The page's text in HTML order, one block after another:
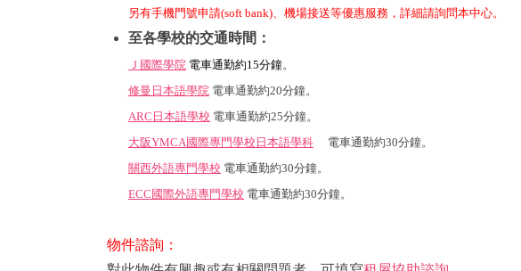
另有手機門號申請(soft bank)、機場接送等優惠服務，詳細請詢問本中心。
至各學校的交通時間：
Ｊ國際學院 電車通勤約15分鐘。
修曼日本語學院電車通勤約20分鐘。
ARC日本語學校 電車通勤約25分鐘。
大阪YMCA國際專門學校日本語學科電車通勤約30分鐘。
關西外語專門學校 電車通勤約30分鐘。
ECC國際外語專門學校 電車通勤約30分鐘。
物件諮詢：